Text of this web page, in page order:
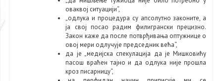
оваквој ситуацији“,
„одлука и процедура су апсолутно законите, а
ја свој посао радим филигрански прецизно.
Закон каже да после потврђивања оптужнице о
овој мери одлучује председник већа“,
да је „медијска спекулација да је Мишковићу
пасош враћен тајно и да одлука није прошла
кроз писарницу“,